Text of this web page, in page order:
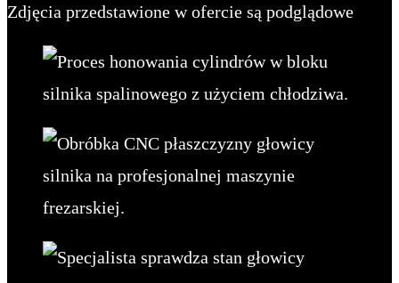
Zdjęcia przedstawione w ofercie są podglądowe